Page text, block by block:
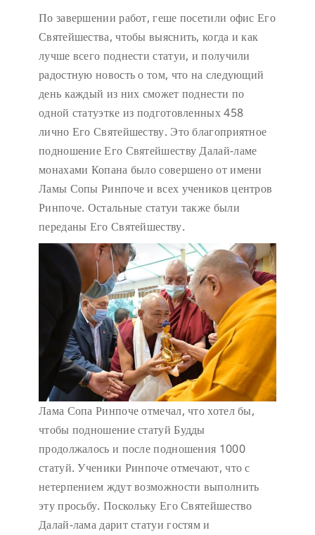
По завершении работ, геше посетили офис Его
Святейшества, чтобы выяснить, когда и как
лучше всего поднести статуи, и получили
радостную новость о том, что на следующий
день каждый из них сможет поднести по
одной статуэтке из подготовленных 458
лично Его Святейшеству. Это благоприятное
подношение Его Святейшеству Далай-ламе
монахами Копана было совершено от имени
Ламы Сопы Ринпоче и всех учеников центров
Ринпоче. Остальные статуи также были
переданы Его Святейшеству.
Лама Сопа Ринпоче отмечал, что хотел бы,
чтобы подношение статуй Будды
продолжалось и после подношения 1000
статуй. Ученики Ринпоче отмечают, что с
нетерпением ждут возможности выполнить
эту просьбу. Поскольку Его Святейшество
Далай-лама дарит статуи гостям и